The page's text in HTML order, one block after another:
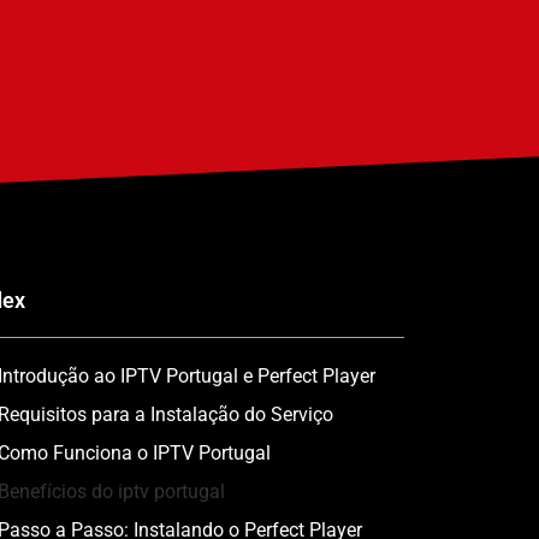
ao IPTV Portugal e Perfect Player
para a Instalação do Serviço
Funciona o IPTV Portugal
do iptv portugal
a Passo: Instalando o Perfect Player